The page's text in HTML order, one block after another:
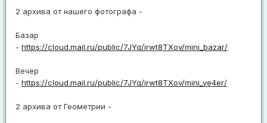
2 архива от нашего фотографа -
Базар
- https://cloud.mail.ru/public/7JYq/irwt8TXov/mini_bazar/
Вечер
- https://cloud.mail.ru/public/7JYq/irwt8TXov/mini_ve4er/
2 архива от Геометрии -